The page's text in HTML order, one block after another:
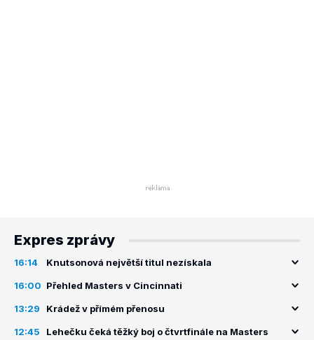
Expres zprávy
16:14 Knutsonová největší titul nezískala
16:00 Přehled Masters v Cincinnati
13:29 Krádež v přímém přenosu
12:45 Lehečku čeká těžký boj o čtvrtfinále na Masters